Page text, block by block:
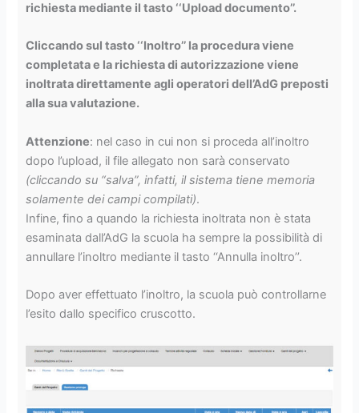
richiesta mediante il tasto ‘‘Upload documento’’.
Cliccando sul tasto ‘‘Inoltro’’ la procedura viene
completata e la richiesta di autorizzazione viene
inoltrata direttamente agli operatori dell’AdG preposti
alla sua valutazione.
Attenzione: nel caso in cui non si proceda all’inoltro
dopo l’upload, il file allegato non sarà conservato
(cliccando su “salva”, infatti, il sistema tiene memoria
solamente dei campi compilati).
Infine, fino a quando la richiesta inoltrata non è stata
esaminata dall’AdG la scuola ha sempre la possibilità di
annullare l’inoltro mediante il tasto ‘‘Annulla inoltro’’.
Dopo aver effettuato l’inoltro, la scuola può controllarne
l’esito dallo specifico cruscotto.